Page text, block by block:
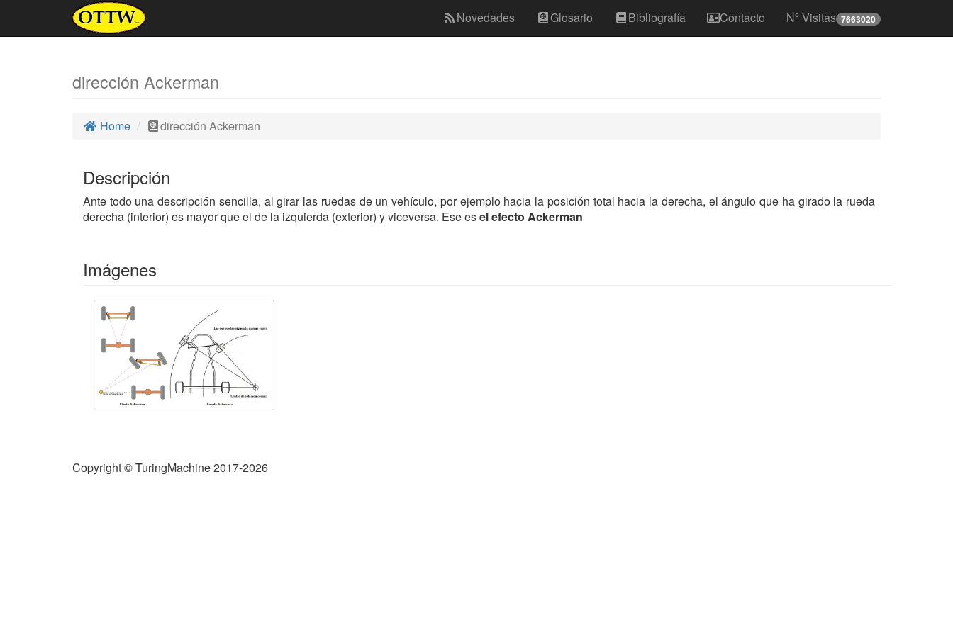
Novedades Glosario Bibliografía Contacto Nº Visitas 7663020
dirección Ackerman
Home dirección Ackerman
Descripción
Ante todo una descripción sencilla, al girar las ruedas de un vehículo, por ejemplo hacia la posición total hacia la derecha, el ángulo que ha girado la rueda
derecha (interior) es mayor que el de la izquierda (exterior) y viceversa. Ese esel efecto Ackerman
Imágenes
Copyright © TuringMachine 2017-2026